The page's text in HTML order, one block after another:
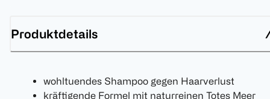
Produktdetails
wohltuendes Shampoo gegen Haarverlust
kräftigende Formel mit naturreinen Totes Meer